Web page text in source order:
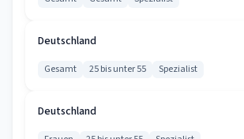
Deutschland
Gesamt 25 bis unter 55 Spezialist
Deutschland